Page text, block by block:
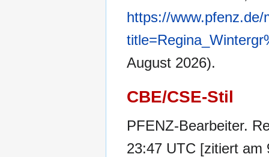
https://
August 2026).
CBE/CSE-Stil
PFENZ-Bearbeiter.
23:47 UTC [zitiert am